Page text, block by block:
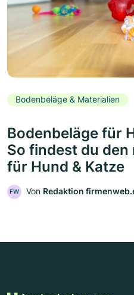
Bodenbeläge & Materialien
Bodenbeläge für
So findest du
für Hund & Katze
FW Von Redaktion